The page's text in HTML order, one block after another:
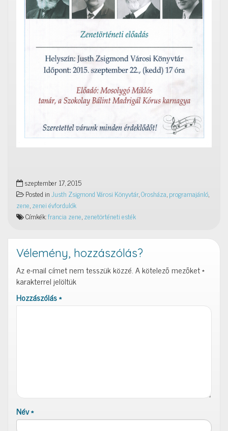
szeptember 17, 2015
Posted inJusth Zsigmond Városi Könyvtár,Orosháza,programajánló,
zene,zenei évfordulók
Címkék:francia zene,zenetörténeti esték
Vélemény, hozzászólás?
Az e-mail címet nem tesszük közzé.A kötelező mezőket*
karakterrel jelöltük
Hozzászólás*
Név*